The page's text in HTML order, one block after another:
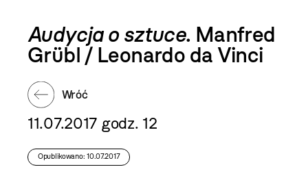
Audycja o sztuce. Manfred
Grübl / Leonardo da Vinci
Wróć
11.07.2017 godz. 12
Opublikowano: 10.07.2017